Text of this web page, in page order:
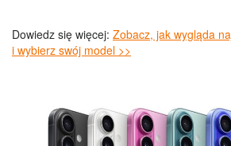
Dowiedz się więcej: Zobacz, jak wygląda
i wybierz swój model >>